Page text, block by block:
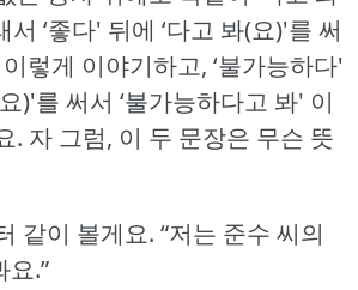
서 ‘좋다' 뒤에 ‘다고 봐(요)'를 써
렇게 이야기하고, ‘불가능하다'
)'를 써서 ‘불가능하다고 봐' 이
. 자 그럼, 이 두 문장은 무슨 뜻
같이 볼게요. “저는 준수 씨의
요.”